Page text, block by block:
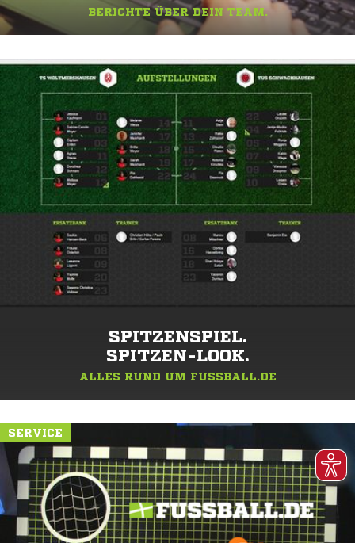
BERICHTE ÜBER DEIN TEAM.
SPITZENSPIEL.
SPITZEN-LOOK.
ALLES RUND UM FUSSBALL.DE
SERVICE